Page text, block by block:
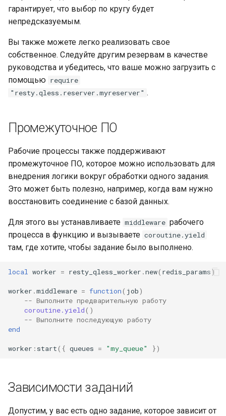
zstd
гарантирует, что выбор по кругу будет
непредсказуемым.
Вы также можете легко реализовать свое
собственное. Следуйте другим резервам в качестве
руководства и убедитесь, что ваше можно загрузить с
помощью require
"resty.qless.reserver.myreserver" .
Промежуточное ПО
Рабочие процессы также поддерживают
промежуточное ПО, которое можно использовать для
внедрения логики вокруг обработки одного задания.
Это может быть полезно, например, когда вам нужно
восстановить соединение с базой данных.
Для этого вы устанавливаете middleware рабочего
процесса в функцию и вызываете coroutine.yield
там, где хотите, чтобы задание было выполнено.
local worker = resty_qless_worker .new( redis_params)
worker .middleware = function( job)
-- Выполните предварительную работу
coroutine.yield()
-- Выполните последующую работу
end
worker : start({ queues = "my_queue" })
Зависимости заданий
Допустим, у вас есть одно задание, которое зависит от